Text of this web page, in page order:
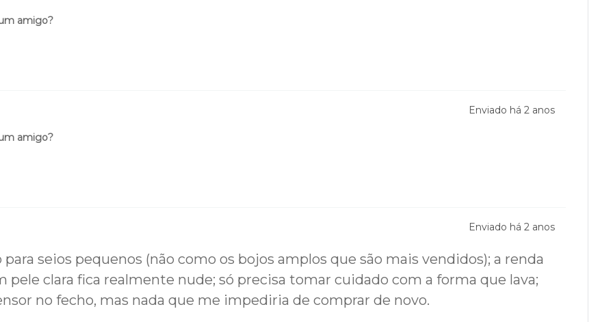
amigo?
Enviado há 2 anos
amigo?
Enviado há 2 anos
seios pequenos (não como os bojos amplos que são mais vendidos); a renda
pele clara fica realmente nude; só precisa tomar cuidado com a forma que lava;
no fecho, mas nada que me impediria de comprar de novo.